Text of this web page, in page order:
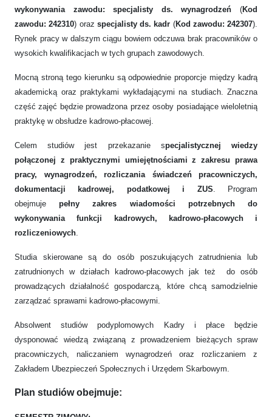
wykonywania zawodu: specjalisty ds. wynagrodzeń (Kod
zawodu: 242310) oraz specjalisty ds. kadr (Kod zawodu: 242307).
Rynek pracy w dalszym ciągu bowiem odczuwa brak pracowników o
wysokich kwalifikacjach w tych grupach zawodowych.
Mocną stroną tego kierunku są odpowiednie proporcje między kadrą
akademicką oraz praktykami wykładającymi na studiach. Znaczna
część zajęć będzie prowadzona przez osoby posiadające wieloletnią
praktykę w obsłudze kadrowo-płacowej.
Celem studiów jest przekazanie specjalistycznej wiedzy
połączonej z praktycznymi umiejętnościami z zakresu prawa
pracy, wynagrodzeń, rozliczania świadczeń pracowniczych,
dokumentacji kadrowej, podatkowej i ZUS. Program
obejmujepełny zakres wiadomości potrzebnych do
wykonywania funkcji kadrowych, kadrowo-płacowych i
rozliczeniowych.
Studia skierowane są do osób poszukujących zatrudnienia lub
zatrudnionych w działach kadrowo-płacowych jak też do osób
prowadzących działalność gospodarczą, które chcą samodzielnie
zarządzać sprawami kadrowo-płacowymi.
Absolwent studiów podyplomowych Kadry i płace będzie
dysponować wiedzą związaną z prowadzeniem bieżących spraw
pracowniczych, naliczaniem wynagrodzeń oraz rozliczaniem z
Zakładem Ubezpieczeń Społecznych i Urzędem Skarbowym.
Plan studiów obejmuje: